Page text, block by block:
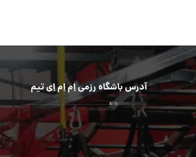
آدرس باشگاه رزمی اِم اِم اِی تیم